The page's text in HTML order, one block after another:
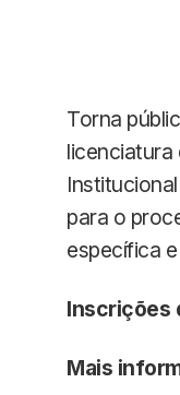
Torna
licenciatura
para o
específica
Inscrições
Mais